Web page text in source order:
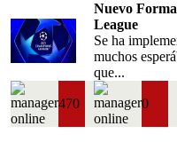
Nuevo
League
Se ha
muchos
que...
470 0